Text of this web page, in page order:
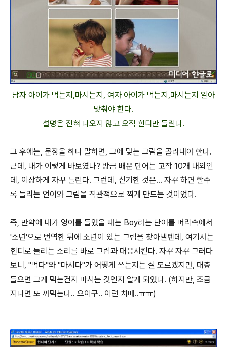
남자 아이가 먹는지,마시는지, 여자 아이가 먹는지,마시는지 알아
맞춰야 한다.
설명은 전혀 나오지 않고 오직 힌디만 들린다.
그 후에는, 문장을 하나 말하면, 그에 맞는 그림을 골라내야 한다.
근데, 내가 이렇게 바보였나? 방금 배운 단어는 고작 10개 내외인
데, 이상하게 자꾸 틀린다. 그런데, 신기한 것은... 자꾸 하면 할수
록 들리는 언어와 그림을 직관적으로 찍게 만드는 것이었다.
즉, 만약에 내가 영어를 들었을 때는 Boy라는 단어를 머리속에서
'소년'으로 번역한 뒤에 소년이 있는 그림을 찾아낼텐데, 여기서는
힌디로 들리는 소리를 바로 그림과 대응시킨다. 자꾸 자꾸 그러다
보니, "먹다"와 "마시다"가 어떻게 쓰는지는 잘 모르겠지만, 대충
들으면 그게 먹는건지 마시는 것인지 알게 되었다. (하지만, 조금
지나면 또 까먹는다.. 으이구.. 이런 치매..ㅠㅠ)